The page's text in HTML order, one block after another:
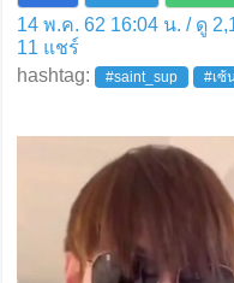
14 พ.ค. 62 16:04 น. / ดู
11 แชร์
hashtag:
#saint_sup #เซ้